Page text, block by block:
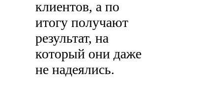
клиентов, а по
итогу получают
результат, на
который они даже
не надеялись.